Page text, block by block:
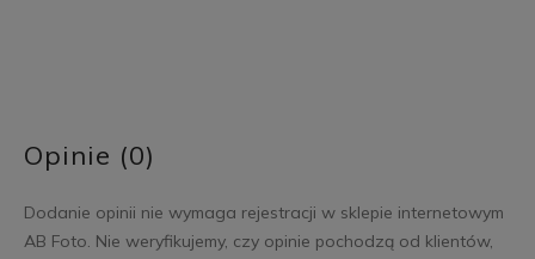
Opinie (0)
Dodanie opinii nie wymaga rejestracji w sklepie internetowym
AB Foto. Nie weryfikujemy, czy opinie pochodzą od klientów,